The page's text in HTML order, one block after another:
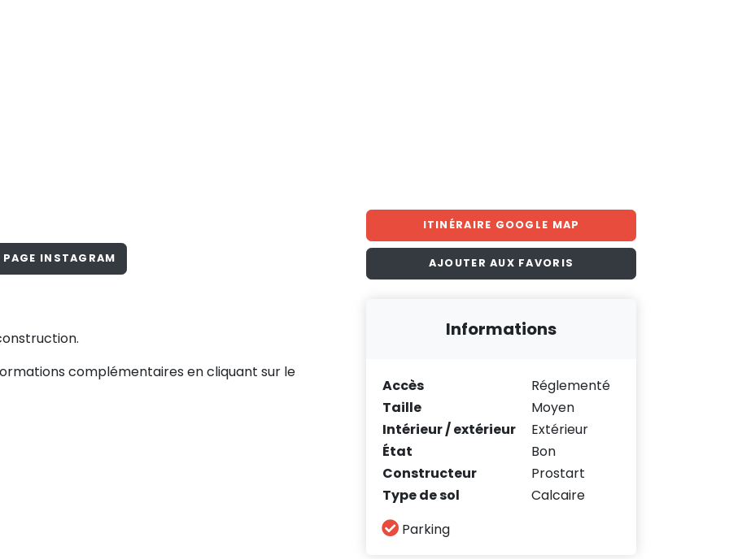
PAGE INSTAGRAM
complémentaires en cliquant sur le
ITINÉRAIRE GOOGLE MAP
AJOUTER AUX FAVORIS
Informations
Accès
Réglementé
Taille
Moyen
Intérieur / extérieur
Extérieur
État
Bon
Constructeur
Prostart
Type de sol
Calcaire
Parking